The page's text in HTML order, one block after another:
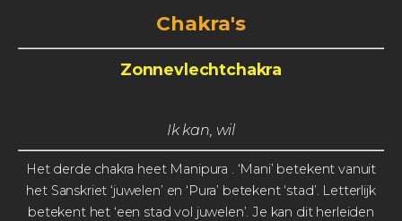
Chakra's
Zonnevlechtchakra
Ik kan, wil
Het derde chakra heet Manipura . ‘Mani’ betekent vanuit
het Sanskriet ‘juwelen’ en ‘Pura’ betekent ‘stad’. Letterlijk
betekent het ‘een stad vol juwelen’. Je kan dit herleiden